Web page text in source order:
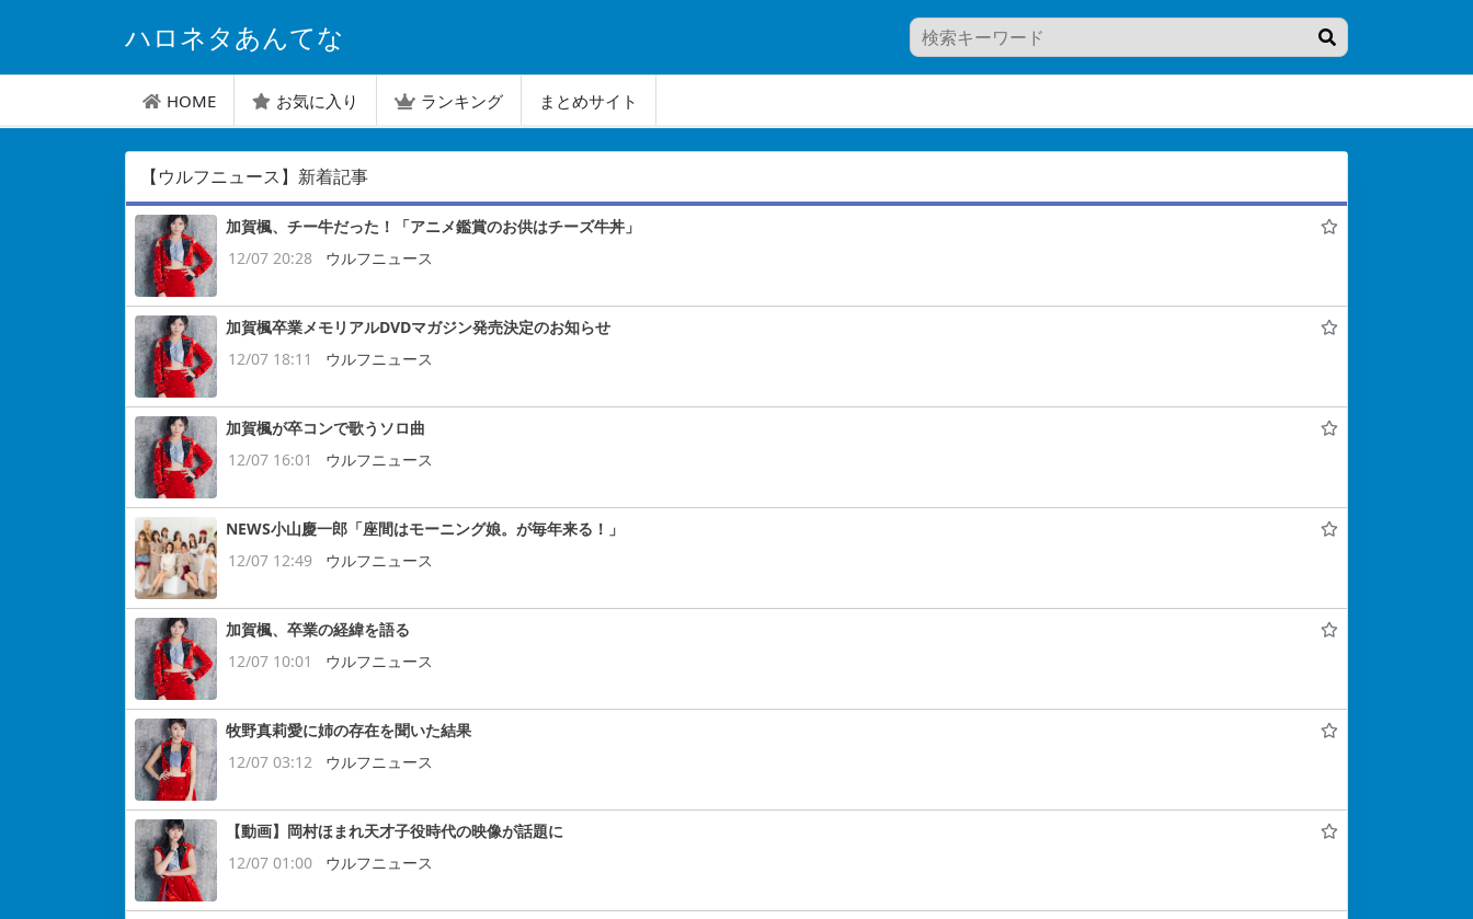
ハロネタあんてな
HOME お気に入り ランキング まとめサイト
【ウルフニュース】新着記事
加賀楓、チー牛だった！「アニメ鑑賞のお供はチーズ牛丼」
12/07 20:28
ウルフニュース
加賀楓卒業メモリアルDVDマガジン発売決定のお知らせ
12/07 18:11
ウルフニュース
加賀楓が卒コンで歌うソロ曲
12/07 16:01
ウルフニュース
NEWS小山慶一郎「座間はモーニング娘。が毎年来る！」
12/07 12:49
ウルフニュース
加賀楓、卒業の経緯を語る
12/07 10:01
ウルフニュース
牧野真莉愛に姉の存在を聞いた結果
12/07 03:12
ウルフニュース
【動画】岡村ほまれ天才子役時代の映像が話題に
12/07 01:00
ウルフニュース